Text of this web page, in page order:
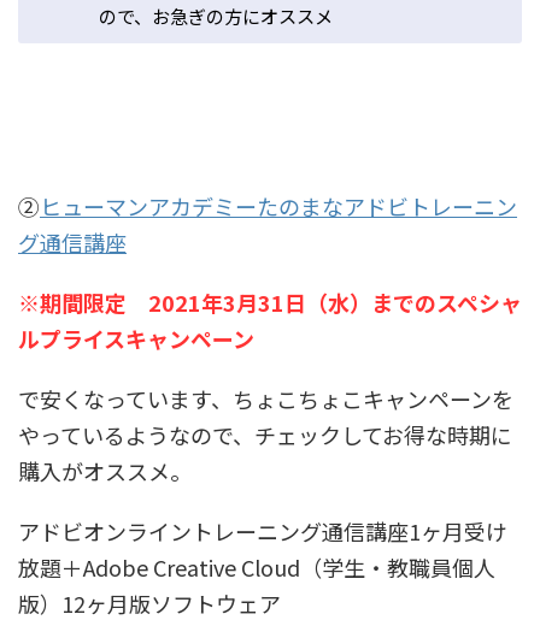
ので、お急ぎの方にオススメ
②ヒューマンアカデミーたのまなアドビトレーニン
グ通信講座
※期間限定 2021年3月31日（水）までのスペシャ
ルプライスキャンペーン
で安くなっています、ちょこちょこキャンペーンを
やっているようなので、チェックしてお得な時期に
購入がオススメ。
アドビオンライントレーニング通信講座1ヶ月受け
放題＋Adobe Creative Cloud（学生・教職員個人
版）12ヶ月版ソフトウェア